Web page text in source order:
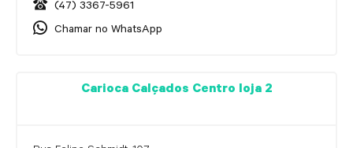
(47) 3367-5961
Chamar no WhatsApp
Carioca Calçados Centro loja 2